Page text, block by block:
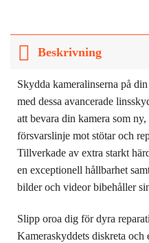
Beskrivning
Skydda kameralinserna på
med dessa avancerade
att bevara din kamera som
försvarslinje mot stötar och
Tillverkade av extra starkt
en exceptionell hållbarhet
bilder och videor bibehåller
Slipp oroa dig för dyra
Kameraskyddets diskreta och